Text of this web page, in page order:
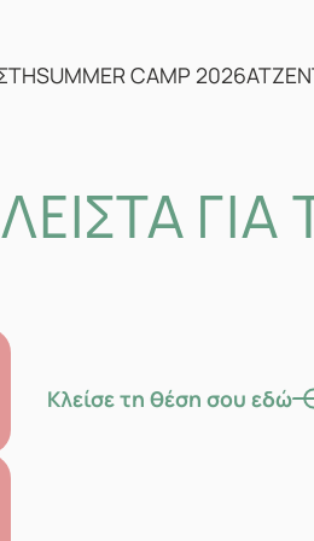
SUMMER CAMP 2026
Κλείσε τη θέση σου εδώ